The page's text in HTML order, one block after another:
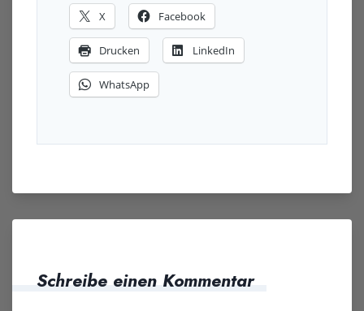
X
Facebook
Drucken LinkedIn
WhatsApp
Schreibe einen Kommentar